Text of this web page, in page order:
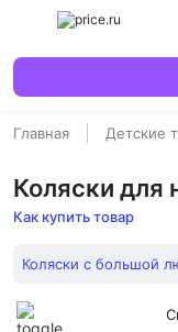
Главная Детские
Коляски для
Как купить товар
Коляски с большой